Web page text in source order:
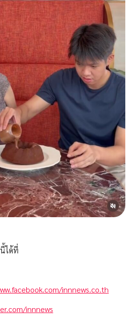
ได้ที่
innnews.co.th
innnews